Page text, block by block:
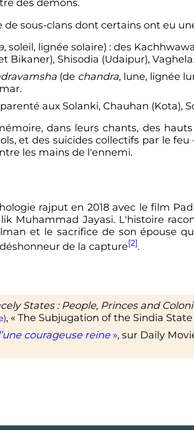
des démons.
de sous-clans dont certains ont eu
, soleil, lignée solaire) : des Kachhwawa
Bikaner), Shisodia (Udaipur),
(de chandra, lune, lignée
aux Solanki, Chauhan (Kota),
dans leurs chants, des
et des suicides collectifs par le
les mains de l'ennemi.
rajput en 2018 avec le film
Muhammad Jayasi. L'histoire
et le sacrifice de son épouse
de la capture[2].
States : People, Princes and
), « The Subjugation of the Sindia State
courageuse reine », sur Daily